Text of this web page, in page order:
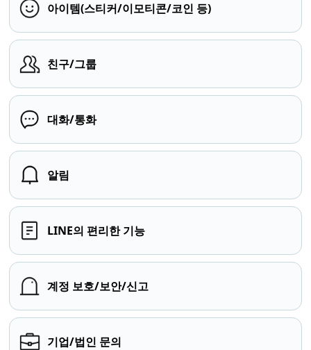
아이템(스티커/이모티콘/코인 등)
친구/그룹
대화/통화
알림
LINE의 편리한 기능
계정 보호/보안/신고
기업/법인 문의